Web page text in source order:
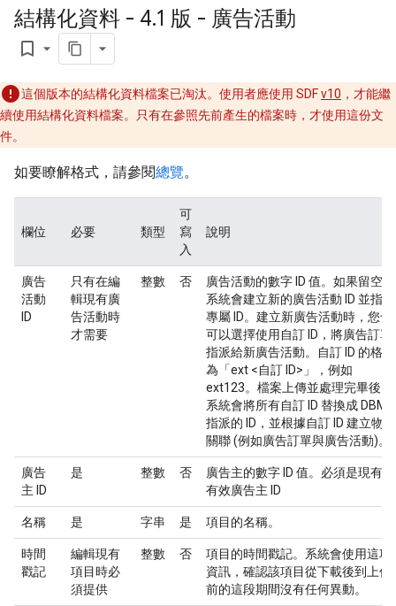
結構化資料 - 4.1 版 - 廣告活動
bookmark_border
這個版本的結構化資料檔案已淘汰。使用者應使用 SDFv10 ，才能繼
續使用結構化資料檔案。只有在參照先前產生的檔案時，才使用這份文
件。
如要瞭解格式，請參閱總覽。
欄位 必要 類型
可
寫
入
說明
廣告
活動
ID
只有在編
輯現有廣
告活動時
才需要
整數 否
廣告活動的數字 ID 值。如果留空，
系統會建立新的廣告活動 ID 並指派
專屬 ID。建立新廣告活動時，您也
可以選擇使用自訂 ID，將廣告訂單
指派給新廣告活動。自訂 ID 的格式
為「ext <自訂 ID>」，例如
ext123。檔案上傳並處理完畢後，
系統會將所有自訂 ID 替換成 DBM
指派的 ID，並根據自訂 ID 建立物件
關聯 (例如廣告訂單與廣告活動)。
廣告
主 ID
是 整數 否
廣告主的數字 ID 值。必須是現有的
有效廣告主 ID
名稱 是 字串 是 項目的名稱。
時間
戳記
編輯現有
項目時必
須提供
整數 否
項目的時間戳記。系統會使用這項
資訊，確認該項目從下載後到上傳
前的這段期間沒有任何異動。